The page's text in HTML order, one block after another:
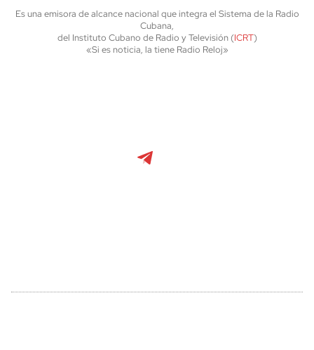
Es una emisora de alcance nacional que integra el Sistema de la Radio
Cubana,
del Instituto Cubano de Radio y Televisión (ICRT)
«Si es noticia, la tiene Radio Reloj»